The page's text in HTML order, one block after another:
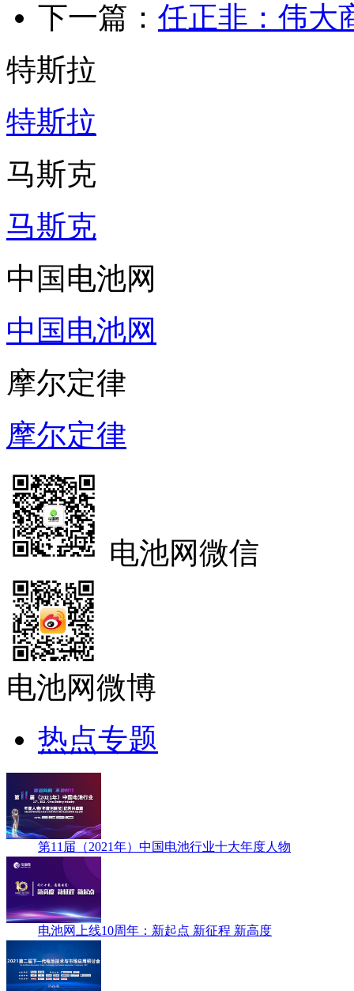
下一篇： 任正非：伟大
特斯拉
特斯拉
马斯克
马斯克
中国电池网
中国电池网
摩尔定律
摩尔定律
电池网微信
电池网微博
热点专题
第11届（2021年）中国电池行业十大年度人物
电池网上线10周年：新起点 新征程 新高度